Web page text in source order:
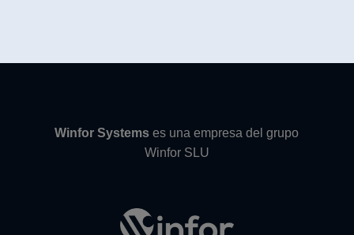
Winfor Systems es una empresa del grupo
Winfor SLU